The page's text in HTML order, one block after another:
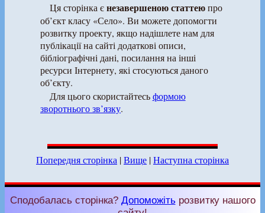
Ця сторінка єнезавершеною статтеюпро
об’єкт класу «Село». Ви можете допомогти
розвитку проекту, якщо надішлете нам для
публікації на сайті додаткові описи,
бібліографічні дані, посилання на інші
ресурси Інтернету, які стосуються даного
об’єкту.
Для цього скористайтесьформою
зворотнього зв’язку.
Попередня сторінка |Вище |Наступна сторінка
Сподобалась сторінка? Допоможіть розвитку нашого